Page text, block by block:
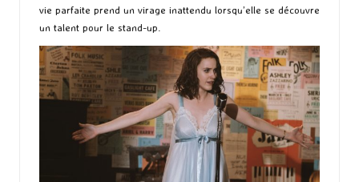
vie parfaite prend un virage inattendu lorsqu’elle se découvre
un talent pour le stand-up.